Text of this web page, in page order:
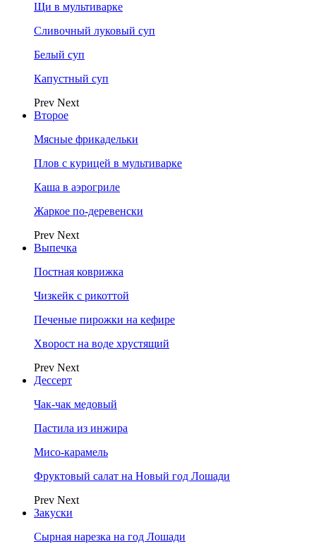
Щи в мультиварке
Сливочный луковый суп
Белый суп
Капустный суп
Prev Next
Второе
Мясные фрикадельки
Плов с курицей в мультиварке
Каша в аэрогриле
Жаркое по-деревенски
Prev Next
Выпечка
Постная коврижка
Чизкейк с рикоттой
Печеные пирожки на кефире
Хворост на воде хрустящий
Prev Next
Дессерт
Чак-чак медовый
Пастила из инжира
Мисо-карамель
Фруктовый салат на Новый год Лошади
Prev Next
Закуски
Сырная нарезка на год Лошади